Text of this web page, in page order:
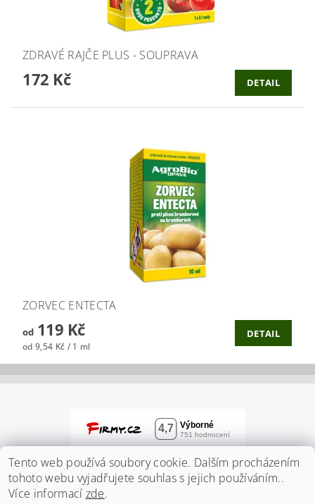
ZDRAVÉ RAJČE PLUS - SOUPRAVA
172 Kč DETAIL
ZORVEC ENTECTA
od119 Kč
od 9,54 Kč / 1 ml
DETAIL
Tento web používá soubory cookie. Dalším procházením
tohoto webu vyjadřujete souhlas s jejich používáním..
Více informací zde.